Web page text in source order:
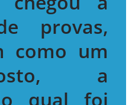
provas,
como um
a
qual foi